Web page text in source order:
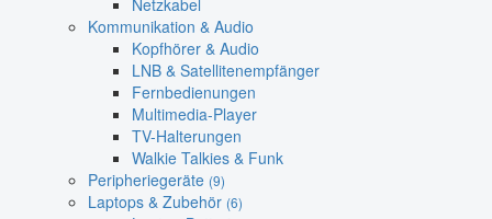
Netzkabel
Kommunikation & Audio
Kopfhörer & Audio
LNB & Satellitenempfänger
Fernbedienungen
Multimedia-Player
TV-Halterungen
Walkie Talkies & Funk
Peripheriegeräte (9)
Laptops & Zubehör (6)